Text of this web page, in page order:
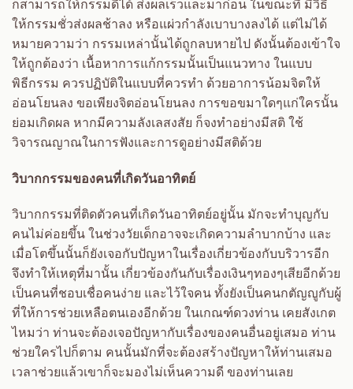
ก็สามารถให้กรรมดีได้ ส่งผลเร็วและมาก่อน ในขณะที่ มีวิธี
ให้กรรมชั่วส่งผลช้าลง หรือแผ่วกำลังเบาบางลงได้ แต่ไม่ได้
หมายความว่า กรรมเหล่านั้นได้ถูกลบหายไป ดังนั้นต้องเข้าใจ
ให้ถูกต้องว่า เนื้อหาการแก้กรรมนั้นเป็นแนวทาง ในแบบ
พิธีกรรม ควรปฏิบัติในแบบที่ควรทำ ด้วยอาการน้อมจิตให้
อ่อนโยนลง ขอเพียงจิตอ่อนโยนลง การขอขมาใดๆแก่ใครนั้น
ย่อมเกิดผล หากมีความลังเลสงสัย ก็จงทำอย่างมีสติ ใช้
วิจารณญาณในการฟังและการดูอย่างมีสติด้วย
วิบากกรรมของคนที่เกิดวันอาทิตย์
วิบากกรรมที่ติดตัวคนที่เกิดวันอาทิตย์อยู่นั้น มักจะทำบุญกับ
คนไม่ค่อยขึ้น ในช่วงวัยเด็กอาจจะเกิดความลำบากบ้าง และ
เมื่อโตขึ้นนั้นก็ยังเจอกับปัญหาในเรื่องเกี่ยวข้องกับบริวารอีก
จึงทำให้เหตุที่มานั้น เกี่ยวข้องกันกับเรื่องเงินๆทองๆเสียอีกด้วย
เป็นคนที่ชอบเชื่อคนง่าย และไว้ใจคน ทั้งยังเป็นคนกตัญญูกับผู้
ที่ให้การช่วยเหลือตนเองอีกด้วย ในเกณฑ์ดวงท่าน เคยสังเกต
ไหมว่า ท่านจะต้องเจอปัญหากับเรื่องของคนอื่นอยู่เสมอ ท่าน
ช่วยใครไปก็ตาม คนนั้นมักที่จะต้องสร้างปัญหาให้ท่านเสมอ
เวลาช่วยแล้วเขาก็จะมองไม่เห็นความดี ของท่านเลย